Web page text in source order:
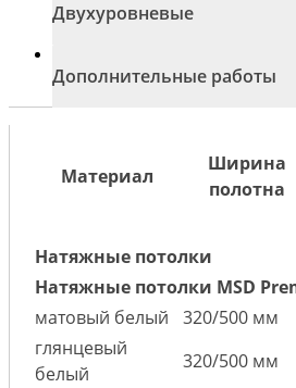
Двухуровневые
Дополнительные работы
Материал
Ширина
полотна
Натяжные потолки
Натяжные потолки MSD
матовый белый
320/500 мм
глянцевый
белый
320/500 мм